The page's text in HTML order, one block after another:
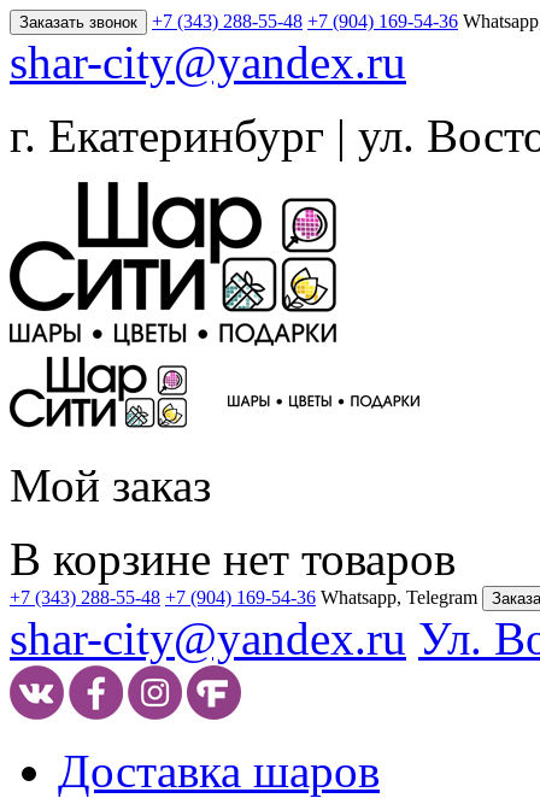
Заказать звонок +7 (343) 288-55-48 +7 (904) 169-54-36
shar-city@yandex.ru
г. Екатеринбург | ул.
Мой заказ
В корзине нет товаров
+7 (343) 288-55-48 +7 (904) 169-54-36 Whatsapp, Telegram
shar-city@yandex.ru Ул.
Доставка шаров